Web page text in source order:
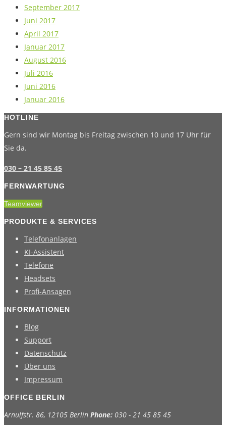
September 2017
Juni 2017
April 2017
Januar 2017
August 2016
Juli 2016
Juni 2016
Januar 2016
HOTLINE
Gern sind wir Montag bis Freitag zwischen 10 und 17 Uhr für
Sie da.
030 – 21 45 85 45
FERNWARTUNG
Teamviewer
PRODUKTE & SERVICES
Telefonanlagen
KI-Assistent
Telefone
Headsets
Profi-Ansagen
INFORMATIONEN
Blog
Support
Datenschutz
Über uns
Impressum
OFFICE BERLIN
Arnulfstr. 86, 12105 Berlin Phone: 030 - 21 45 85 45